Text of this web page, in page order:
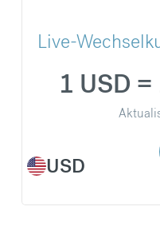
Live-
USD
1 USD